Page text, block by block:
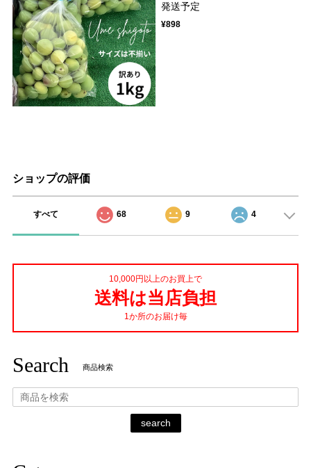
発送予定
¥898
ショップの評価
すべて 68 9 4
10,000円以上のお買上で
送料は当店負担
1か所のお届け毎
Search 商品検索
search